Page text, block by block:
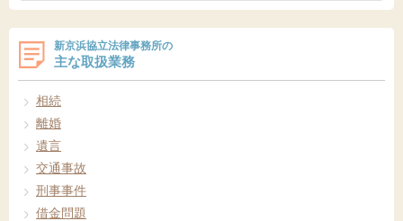
新京浜協立法律事務所の
主な取扱業務
相続
離婚
遺言
交通事故
刑事事件
借金問題